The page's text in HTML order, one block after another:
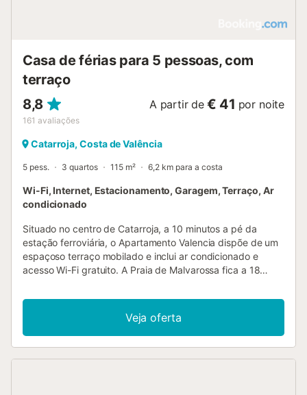
Casa de férias para 5 pessoas, com
terraço
8,8
161 avaliações
A partir de € 41 por noite
Catarroja, Costa de Valência
5 pess. 3 quartos 115 m² 6,2 km para a costa
Wi-Fi, Internet, Estacionamento, Garagem, Terraço, Ar
condicionado
Situado no centro de Catarroja, a 10 minutos a pé da
estação ferroviária, o Apartamento Valencia dispõe de um
espaçoso terraço mobilado e inclui ar condicionado e
acesso Wi-Fi gratuito. A Praia de Malvarossa fica a 18
transferência bancária antes da chegada. A propriedade
entrará em contacto consigo após a reserva para
providenciar as instruções. Esta propriedade não permite
a realização de festas de despedida de solteiros(as) e
Veja oferta